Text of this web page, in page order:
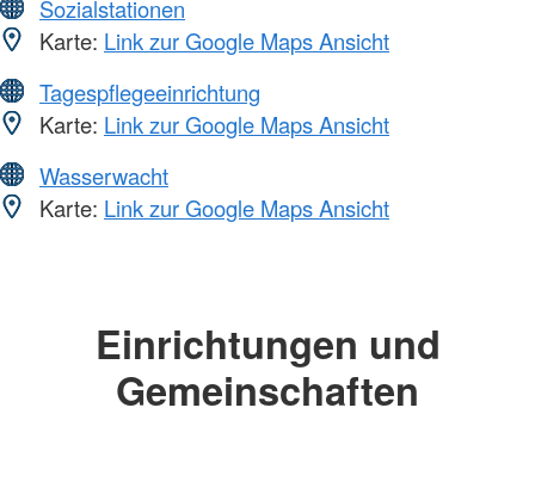
Sozialstationen
Karte: Link zur Google Maps Ansicht
Tagespflegeeinrichtung
Karte: Link zur Google Maps Ansicht
Wasserwacht
Karte: Link zur Google Maps Ansicht
Einrichtungen und
Gemeinschaften